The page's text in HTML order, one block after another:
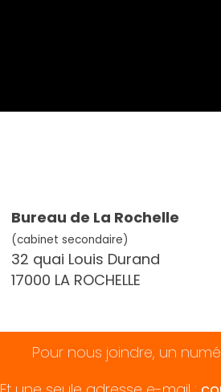
Bureau de La Rochelle
(cabinet secondaire)
32 quai Louis Durand
17000 LA ROCHELLE
Pour nous joindre, un